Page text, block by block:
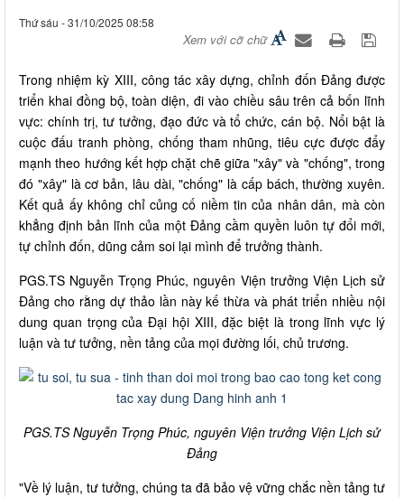
Thứ sáu - 31/10/2025 08:58
Xem với cỡ chữ
Trong nhiệm kỳ XIII, công tác xây dựng, chỉnh đốn Đảng được
triển khai đồng bộ, toàn diện, đi vào chiều sâu trên cả bốn lĩnh
vực: chính trị, tư tưởng, đạo đức và tổ chức, cán bộ. Nổi bật là
cuộc đấu tranh phòng, chống tham nhũng, tiêu cực được đẩy
mạnh theo hướng kết hợp chặt chẽ giữa "xây" và "chống", trong
đó "xây" là cơ bản, lâu dài, "chống" là cấp bách, thường xuyên.
Kết quả ấy không chỉ củng cố niềm tin của nhân dân, mà còn
khẳng định bản lĩnh của một Đảng cầm quyền luôn tự đổi mới,
tự chỉnh đốn, dũng cảm soi lại mình để trưởng thành.
PGS.TS Nguyễn Trọng Phúc, nguyên Viện trưởng Viện Lịch sử
Đảng cho rằng dự thảo lần này kế thừa và phát triển nhiều nội
dung quan trọng của Đại hội XIII, đặc biệt là trong lĩnh vực lý
luận và tư tưởng, nền tảng của mọi đường lối, chủ trương.
PGS.TS Nguyễn Trọng Phúc, nguyên Viện trưởng Viện Lịch sử
Đảng
"Về lý luận, tư tưởng, chúng ta đã bảo vệ vững chắc nền tảng tư